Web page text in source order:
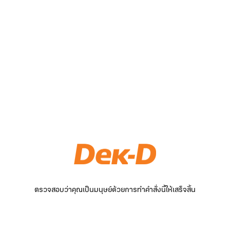
ตรวจสอบว่าคุณเป็นมนุษย์ด้วยการทำคำสั่งนี้ให้เสร็จสิ้น